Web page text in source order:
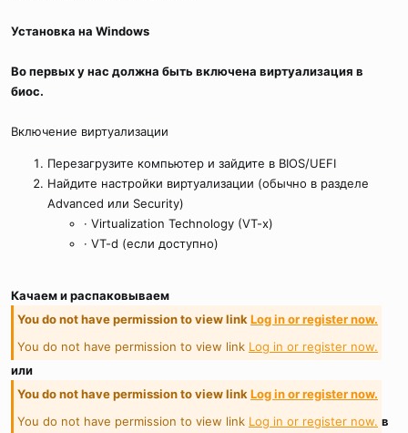
Установка на Windows
Во первых у нас должна быть включена виртуализация в
биос.
Включение виртуализации
Перезагрузите компьютер и зайдите в BIOS/UEFI
Найдите настройки виртуализации (обычно в разделе
Advanced или Security)
· Virtualization Technology (VT-x)
· VT-d (если доступно)
Качаем и распаковываем
You do not have permission to view link Log in or register now.
You do not have permission to view link Log in or register now.
или
You do not have permission to view link Log in or register now.
You do not have permission to view link Log in or register now. в